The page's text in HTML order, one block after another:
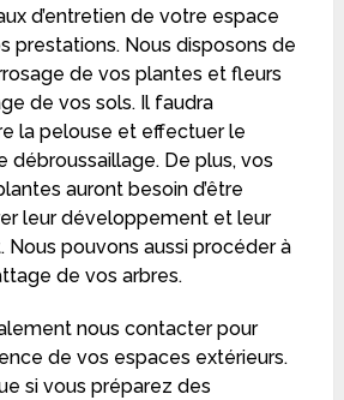
d’entretien de votre espace
prestations. Nous disposons de
de vos plantes et fleurs
de vos sols. Il faudra
la pelouse et effectuer le
débroussaillage. De plus, vos
auront besoin d’être
leur développement et leur
Nous pouvons aussi procéder à
de vos arbres.
nous contacter pour
de vos espaces extérieurs.
si vous préparez des